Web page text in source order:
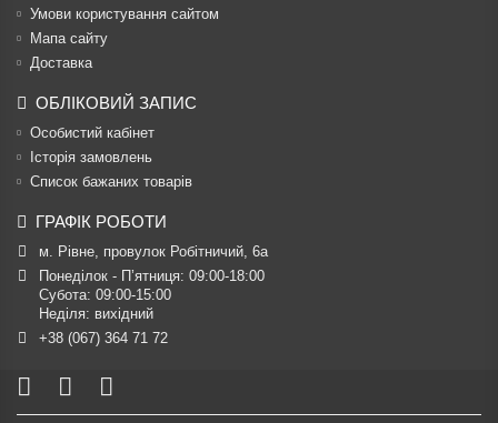
Умови користування сайтом
Мапа сайту
Доставка
ОБЛІКОВИЙ ЗАПИС
Особистий кабінет
Історія замовлень
Список бажаних товарів
ГРАФІК РОБОТИ
м. Рівне, провулок Робітничий, 6а
Понеділок - П’ятниця: 09:00-18:00
Субота: 09:00-15:00
Неділя: вихідний
+38 (067) 364 71 72